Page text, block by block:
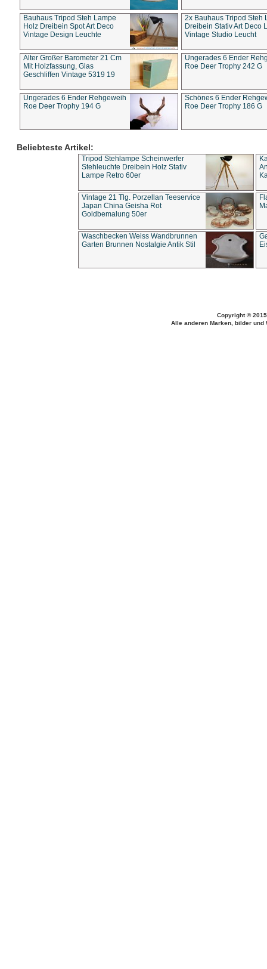
Bauhaus Tripod Steh Lampe
Holz Dreibein Spot Art Deco
Vintage Design Leuchte
2x Bauhaus Tripod Steh
Dreibein Stativ Art Deco
Vintage Studio Leucht
Alter Großer Barometer 21 Cm
Mit Holzfassung, Glas
Geschliffen Vintage 5319 19
Ungerades 6 Ender
Roe Deer Trophy 242 G
Ungerades 6 Ender Rehgeweih
Roe Deer Trophy 194 G
Schönes 6 Ender
Roe Deer Trophy 186 G
Beliebteste Artikel:
Tripod Stehlampe Scheinwerfer
Stehleuchte Dreibein Holz Stativ
Lampe Retro 60er
Vintage 21 Tlg. Porzellan Teeservice
Japan China Geisha Rot
Goldbemalung 50er
Waschbecken Weiss Wandbrunnen
Garten Brunnen Nostalgie Antik Stil
Copyright ©
Alle anderen Marken, bilder und